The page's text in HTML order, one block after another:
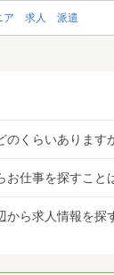
ア 求人 派遣
のくらいあります
お仕事を探すこと
から求人情報を探